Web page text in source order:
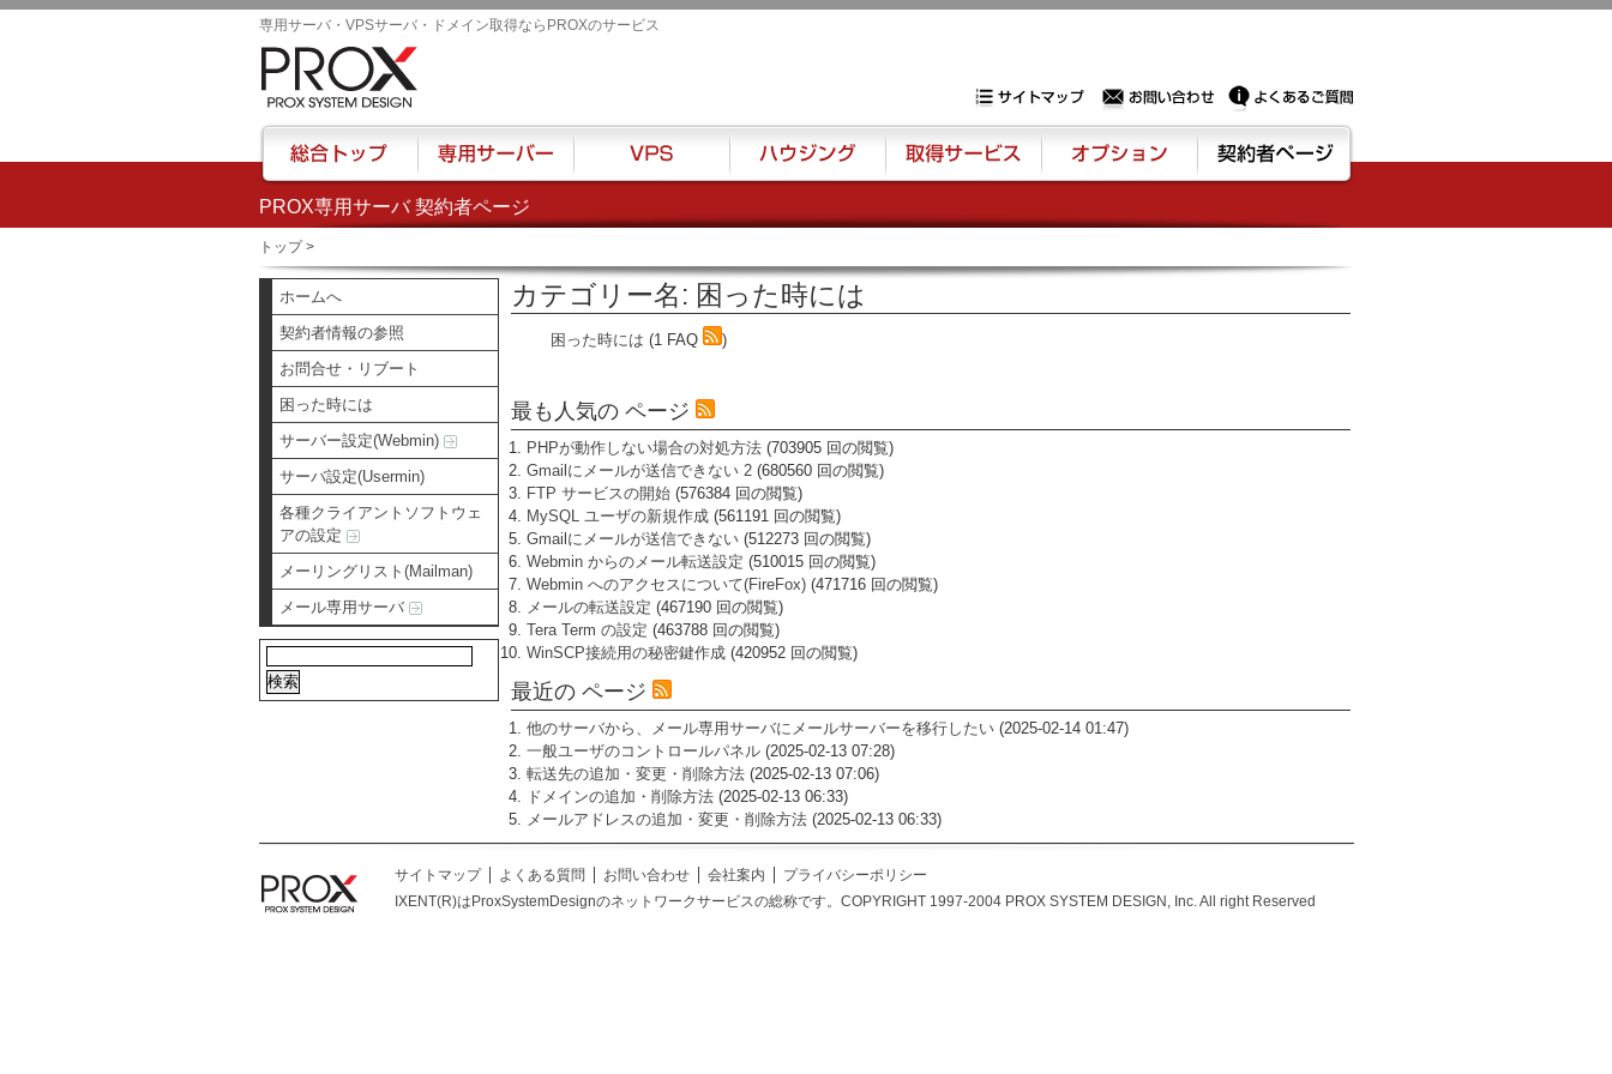
PROX専用サーバ 契約者ページ
専用サーバ・VPSサーバ・ドメイン取得ならPROXのサービス
トップ>
ホームへ
契約者情報の参照
お問合せ・リブート
困った時には
サーバー設定(Webmin)
サーバ設定(Usermin)
各種クライアントソフトウェ
アの設定
メーリングリスト(Mailman)
メール専用サーバ
カテゴリー名: 困った時には
困った時には (1 FAQ )
最も人気の ページ
PHPが動作しない場合の対処方法(703905 回の閲覧)
Gmailにメールが送信できない 2(680560 回の閲覧)
FTP サービスの開始(576384 回の閲覧)
MySQL ユーザの新規作成(561191 回の閲覧)
Gmailにメールが送信できない(512273 回の閲覧)
Webmin からのメール転送設定 (510015 回の閲覧)
Webmin へのアクセスについて(FireFox)(471716 回の閲覧)
メールの転送設定 (467190 回の閲覧)
Tera Term の設定 (463788 回の閲覧)
WinSCP接続用の秘密鍵作成(420952 回の閲覧)
最近の ページ
他のサーバから、メール専用サーバにメールサーバーを移行したい(2025-02-14 01:47)
一般ユーザのコントロールパネル(2025-02-13 07:28)
転送先の追加・変更・削除方法(2025-02-13 07:06)
ドメインの追加・削除方法(2025-02-13 06:33)
メールアドレスの追加・変更・削除方法(2025-02-13 06:33)
総合トップ 専用サーバー VPS ハウジング 取得サービス オプション 契約者ページ
サイトマップ よくある質問 お問い合わせ 会社案内
プライバシーポリシー
IXENT(R)はProxSystemDesignのネットワークサービスの総称です。COPYRIGHT 1997-2004 PROX SYSTEM DESIGN, Inc. All right Reserved